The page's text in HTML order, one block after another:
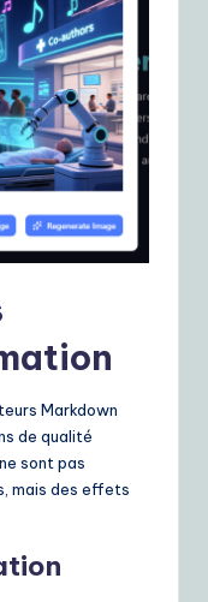
Markdown
de qualité
sont pas
mais des effets